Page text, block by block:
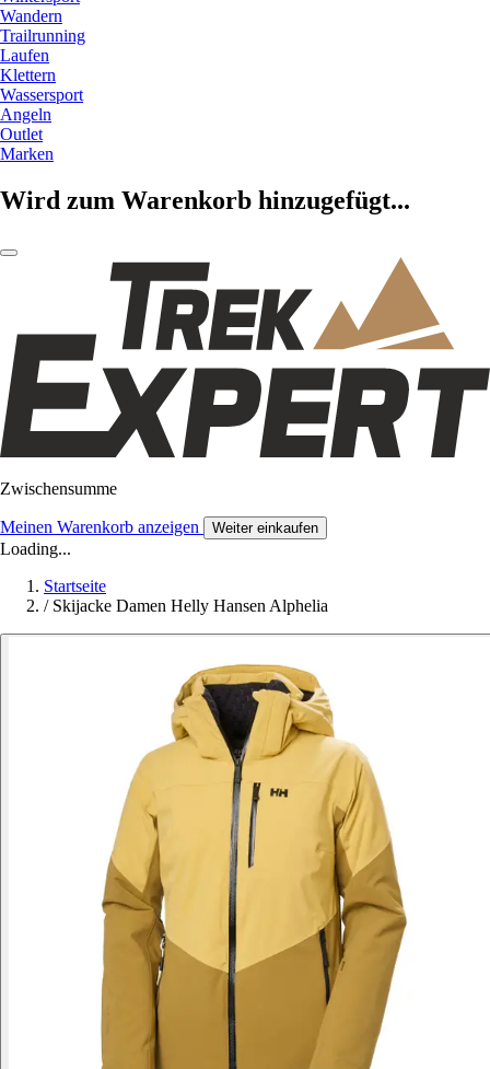
Wandern
Trailrunning
Laufen
Klettern
Wassersport
Angeln
Outlet
Marken
Wird zum Warenkorb hinzugefügt...
Zwischensumme
Meinen Warenkorb anzeigen Weiter einkaufen
Loading...
Startseite
/ Skijacke Damen Helly Hansen Alphelia